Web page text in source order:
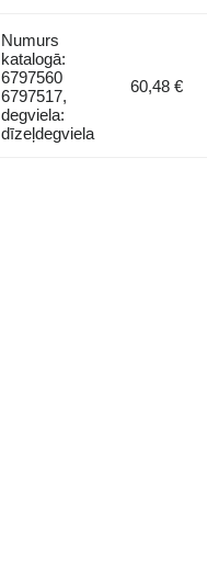
Numurs
katalogā:
6797560
6797517,
degviela:
dīzeļdegviela
60,48 €